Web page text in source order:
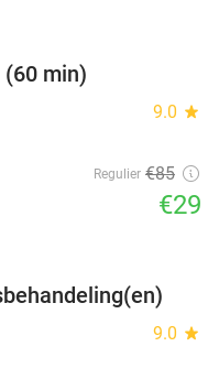
min)
9.0 star
Regulier €85
€29
9.0 star